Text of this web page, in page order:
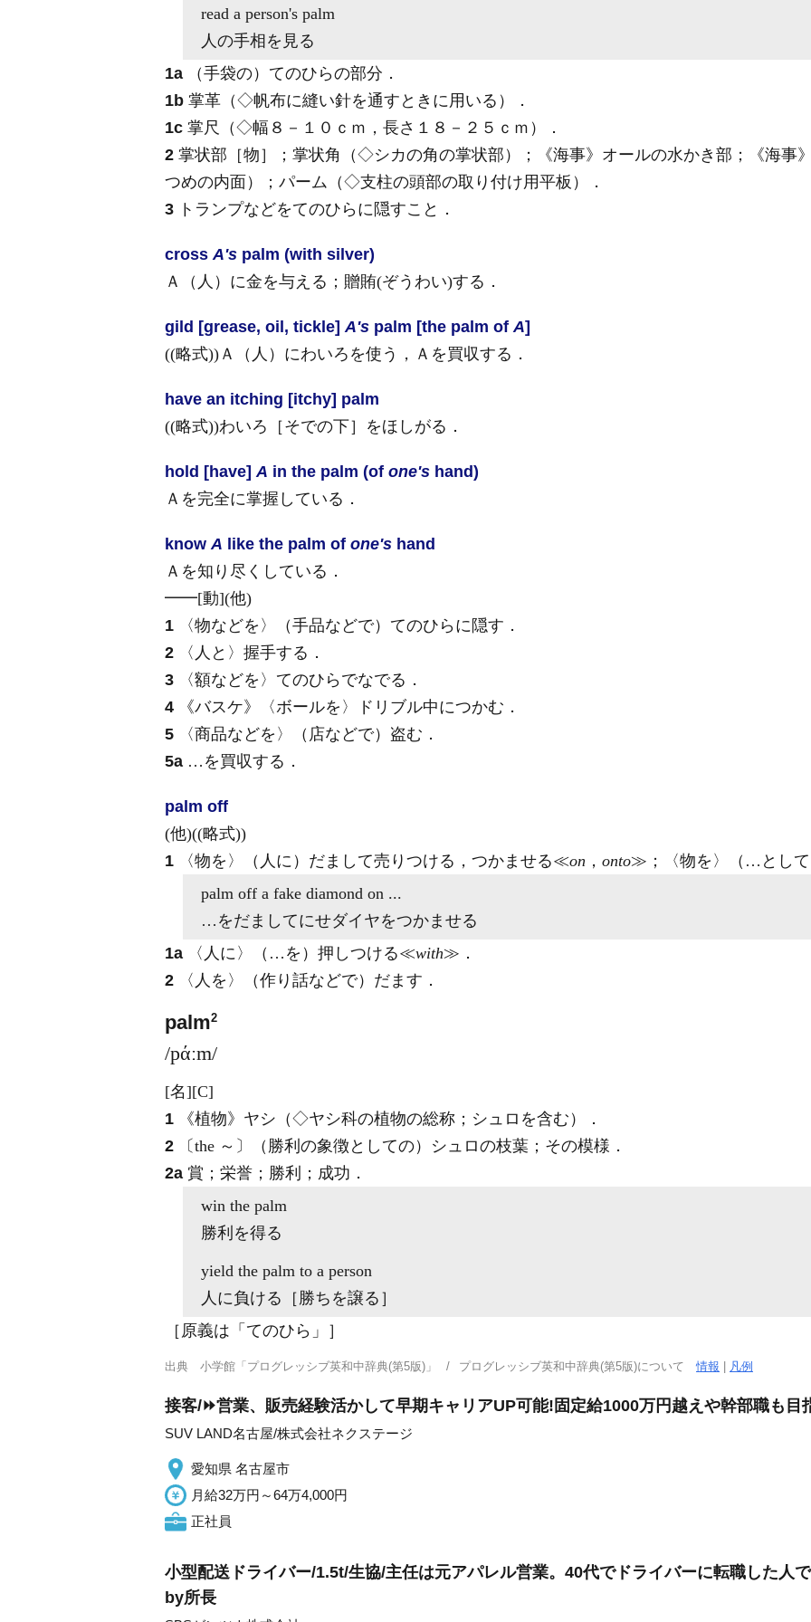
read a person's palm
人の手相を見る
1a （手袋の）てのひらの部分 ．
1b 掌革（◇帆布に縫い針を通すときに用いる）
．
1c 掌尺（◇幅８－１０ｃｍ，長さ１８－２５ｃｍ）
．
2 掌状部［物］；掌状角（◇シカの角の掌状部）； 《海事》 オールの水かき部； 《海事》
つめの内面）；パーム（◇支柱の頭部の取り付け用平板）
．
3 トランプなどをてのひらに隠すこと ．
crossA's palm (with silver)
Ａ（人）に金を与える；贈賄(ぞうわい)する ．
gild [grease, oil, tickle]A's palm [the palm ofA]
((略式))Ａ（人）にわいろを使う，Ａを買収する ．
have an itching [itchy] palm
((略式))わいろ［そでの下］をほしがる ．
hold [have]A in the palm (of one's hand)
Ａを完全に掌握している ．
knowA like the palm of one's hand
Ａを知り尽くしている ．
━━[動](他)
1 〈物などを〉（手品などで）てのひらに隠す ．
2 〈人と〉握手する ．
3 〈額などを〉てのひらでなでる ．
4
《バスケ》 〈ボールを〉ドリブル中につかむ ．
5 〈商品などを〉（店などで）盗む ．
5a …を買収する ．
palm off
(他)((略式))
1 〈物を〉（人に）だまして売りつける，つかませる≪on ， onto≫；〈物を〉（…とし
palm off a fake diamond on ...
…をだましてにせダイヤをつかませる
1a 〈人に〉（…を）押しつける≪with≫ ．
2 〈人を〉（作り話などで）だます ．
palm2
/pάːm/
[名][C]
1
《植物》 ヤシ（◇ヤシ科の植物の総称；シュロを含む）
．
2 〔the ～〕（勝利の象徴としての）シュロの枝葉；その模様 ．
2a 賞；栄誉；勝利；成功 ．
win the palm
勝利を得る
yield the palm to a person
人に負ける［勝ちを譲る］
［原義は「てのひら」］
出典 小学館「プログレッシブ英和中辞典(第5版)」 プログレッシブ英和中辞典(第5版)について情報 凡例
接客/⏩️営業、販売経験活かして早期キャリアUP可能!固定給1000万円越えや幹部職も目
SUV LAND名古屋/株式会社ネクステージ
愛知県 名古屋市
月給32万円～64万4,000円
正社員
小型配送ドライバー/1.5t/生協/主任は元アパレル営業。40代でドライバーに転職した人
by所長